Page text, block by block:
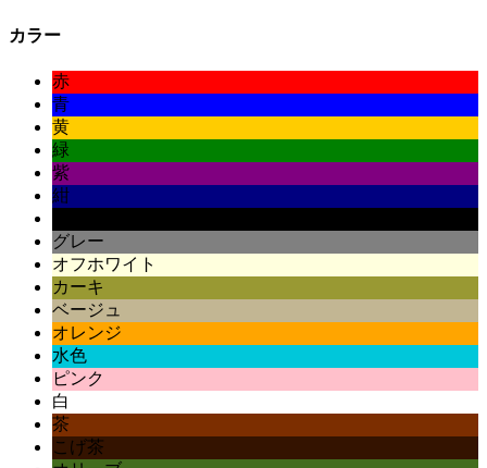
カラー
赤
青
黄
緑
紫
紺
グレー
オフホワイト
カーキ
ベージュ
オレンジ
水色
ピンク
白
茶
こげ茶